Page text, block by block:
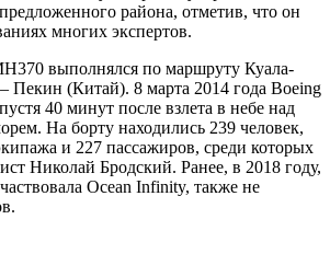
района, отметив, что он
многих экспертов.
выполнялся по маршруту Куала-
Пекин (Китай). 8 марта 2014 года Boeing
40 минут после взлета в небе над
На борту находились 239 человек,
и 227 пассажиров, среди которых
Николай Бродский. Ранее, в 2018 году,
Ocean Infinity, также не